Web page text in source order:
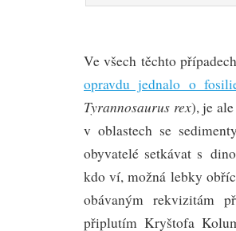
Ve všech těchto
opravdu jednalo o
Tyrannosaurus rex), je
v oblastech se
obyvatelé setkávat s
kdo ví, možná lebky
obávaným rekvizitám
připlutím Kryštofa